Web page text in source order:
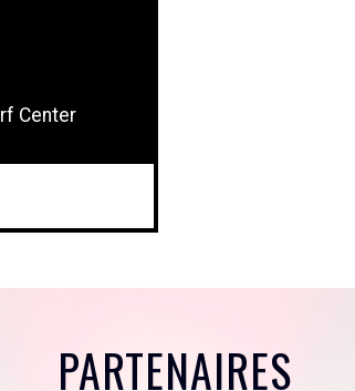
Center
PARTENAIRES